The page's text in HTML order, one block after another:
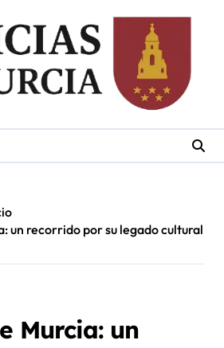
un recorrido por su legado cultural
Murcia: un